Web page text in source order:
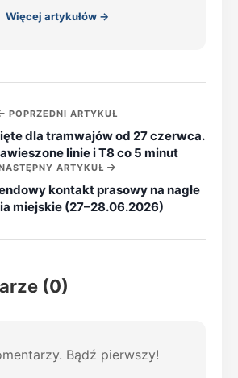
Więcej artykułów →
POPRZEDNI ARTYKUŁ
dla tramwajów od 27 czerwca.
linie i T8 co 5 minut
ARTYKUŁ
kontakt prasowy na nagłe
miejskie (27–28.06.2026)
(0)
Bądź pierwszy!